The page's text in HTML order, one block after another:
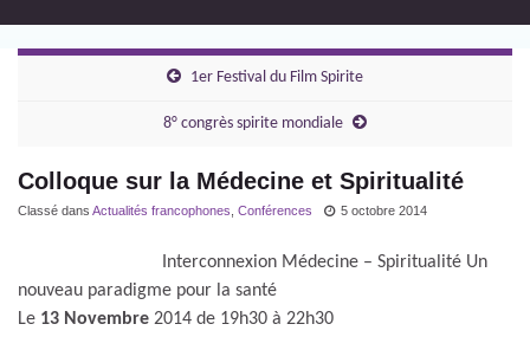
1er Festival du Film Spirite
8° congrès spirite mondiale
Colloque sur la Médecine et Spiritualité
Classé dans Actualités francophones Conférences 5 octobre 2014
Interconnexion Médecine – Spiritualité Un
nouveau paradigme pour la santé
Le 13 Novembre 2014 de 19h30 à 22h30